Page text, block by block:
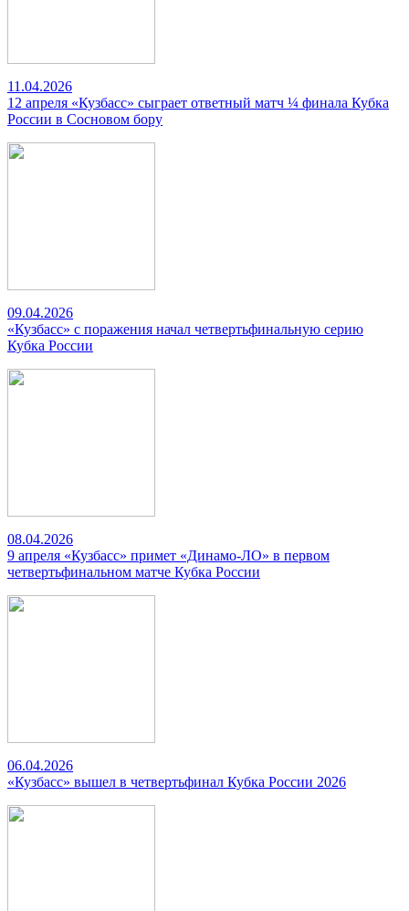
11.04.2026
12 апреля «Кузбасс» сыграет ответный матч ¼ финала Кубка
России в Сосновом бору
09.04.2026
«Кузбасс» с поражения начал четвертьфинальную серию
Кубка России
08.04.2026
9 апреля «Кузбасс» примет «Динамо-ЛО» в первом
четвертьфинальном матче Кубка России
06.04.2026
«Кузбасс» вышел в четвертьфинал Кубка России 2026